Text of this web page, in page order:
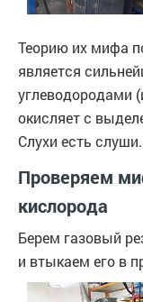
Теорию их мифа
является
углеводородами
окисляет с
Слухи есть
Проверяем
кислорода
Берем газовый
и втыкаем его в